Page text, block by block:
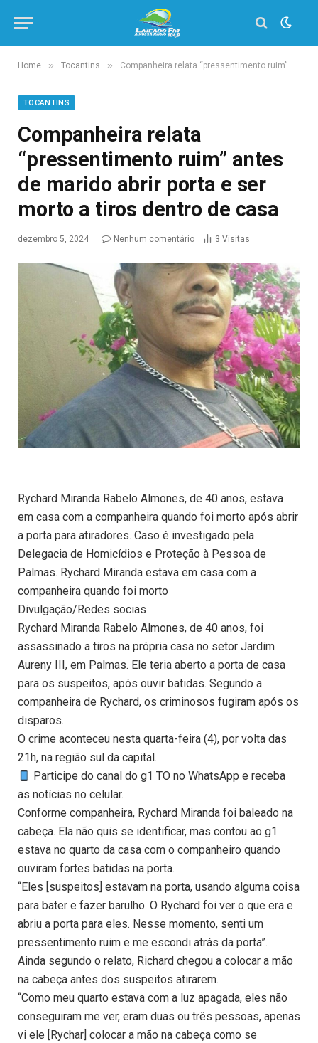
Home » Tocantins » Companheira relata “pressentimento ruim” antes de marido abrir porta e ser morto a tiros dentro de casa
TOCANTINS
Companheira relata
“pressentimento ruim” antes
de marido abrir porta e ser
morto a tiros dentro de casa
dezembro 5, 2024 Nenhum comentário 3 Visitas
Rychard Miranda Rabelo Almones, de 40 anos, estava
em casa com a companheira quando foi morto após abrir
a porta para atiradores. Caso é investigado pela
Delegacia de Homicídios e Proteção à Pessoa de
Palmas. Rychard Miranda estava em casa com a
companheira quando foi morto
Divulgação/Redes socias
Rychard Miranda Rabelo Almones, de 40 anos, foi
assassinado a tiros na própria casa no setor Jardim
Aureny III, em Palmas. Ele teria aberto a porta de casa
para os suspeitos, após ouvir batidas. Segundo a
companheira de Rychard, os criminosos fugiram após os
disparos.
O crime aconteceu nesta quarta-feira (4), por volta das
21h, na região sul da capital.
Participe do canal do g1 TO no WhatsApp e receba
as notícias no celular.
Conforme companheira, Rychard Miranda foi baleado na
cabeça. Ela não quis se identificar, mas contou ao g1
estava no quarto da casa com o companheiro quando
ouviram fortes batidas na porta.
“Eles [suspeitos] estavam na porta, usando alguma coisa
para bater e fazer barulho. O Rychard foi ver o que era e
abriu a porta para eles. Nesse momento, senti um
pressentimento ruim e me escondi atrás da porta”.
Ainda segundo o relato, Richard chegou a colocar a mão
na cabeça antes dos suspeitos atirarem.
“Como meu quarto estava com a luz apagada, eles não
conseguiram me ver, eram duas ou três pessoas, apenas
vi ele [Rychar] colocar a mão na cabeça como se